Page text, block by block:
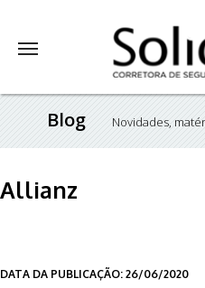
Blog Novidades,
Allianz
DATA DA PUBLICAÇÃO: 26/06/2020